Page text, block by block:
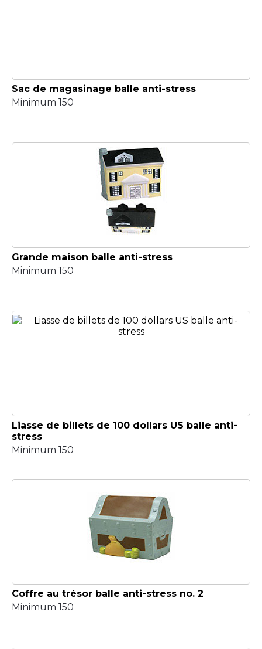
Sac de magasinage balle anti-stress
Minimum 150
Grande maison balle anti-stress
Minimum 150
Liasse de billets de 100 dollars US balle anti-
stress
Minimum 150
Coffre au trésor balle anti-stress no. 2
Minimum 150